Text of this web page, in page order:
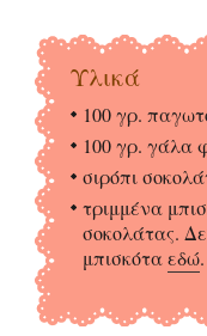
Υλικά
100 γρ.
100 γρ. γάλα
σιρόπι
τριμμένα
σοκολάτας.
μπισκόταεδώ.